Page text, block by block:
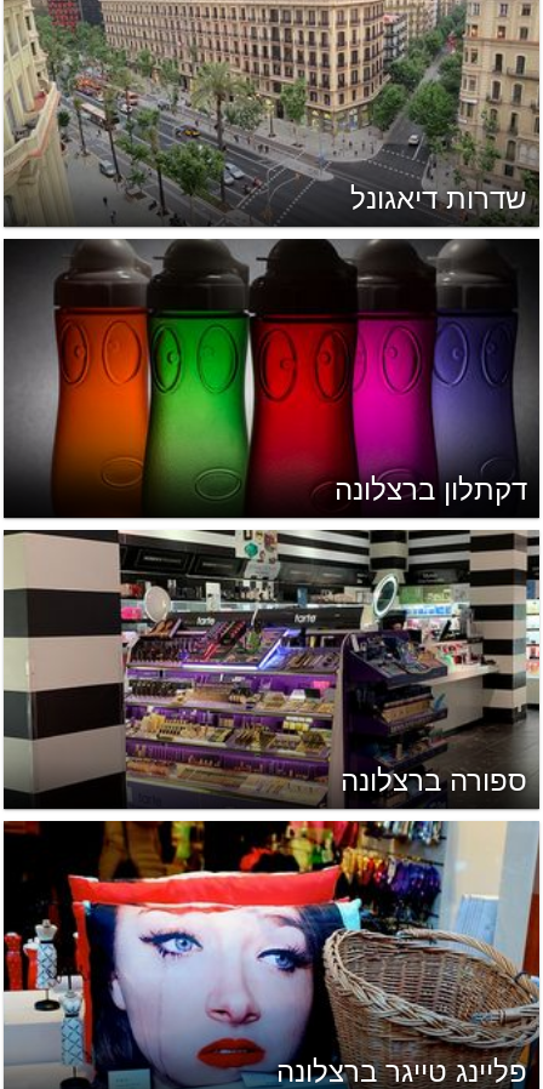
שדרות דיאגונל
דקתלון ברצלונה
ספורה ברצלונה
פליינג טייגר ברצלונה